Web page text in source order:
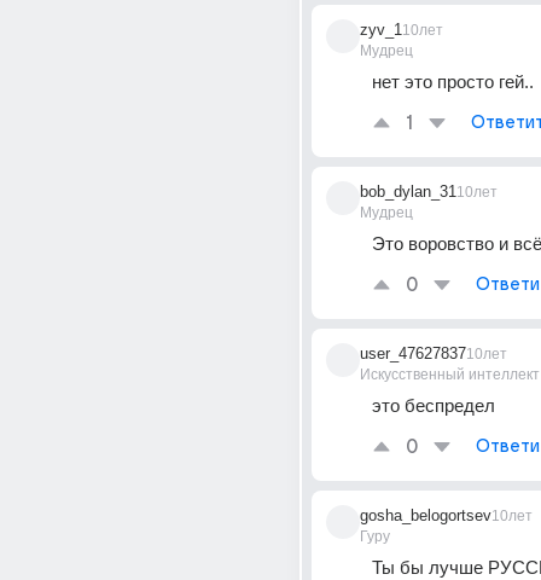
zyv_1
Мудрец
10лет
нет это просто гей..
1
bob_dylan_31
Мудрец
10лет
Это воровство и
0
user_47627837
Искусственный интеллект
10лет
это беспредел
0
gosha_belogortsev
Гуру
10лет
Ты бы лучше